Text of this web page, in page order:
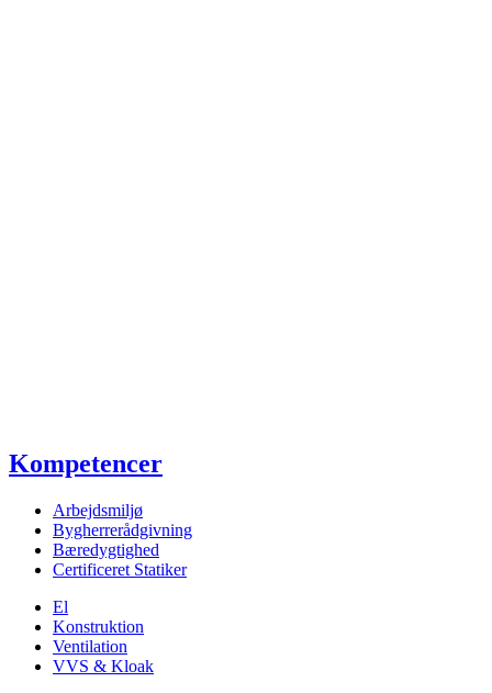
Kompetencer
Arbejdsmiljø
Bygherrerådgivning
Bæredygtighed
Certificeret Statiker
El
Konstruktion
Ventilation
VVS & Kloak